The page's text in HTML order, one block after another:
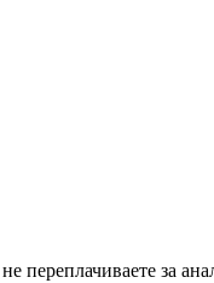
переплачиваете за